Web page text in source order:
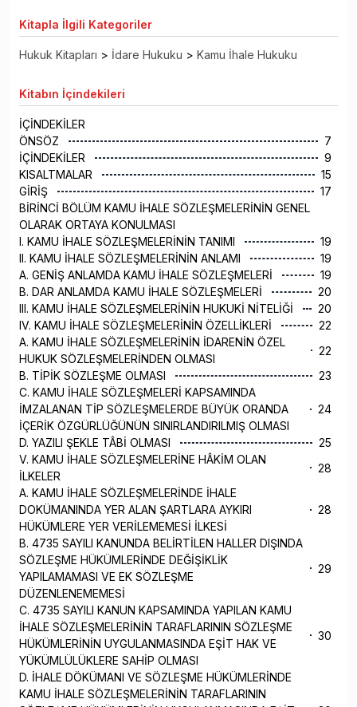
Kitapla İlgili Kategoriler
Hukuk Kitapları > İdare Hukuku > Kamu İhale Hukuku
Kitabın İçindekileri
İÇİNDEKİLER
ÖNSÖZ
7
İÇİNDEKİLER
9
KISALTMALAR
15
GİRİŞ
17
BİRİNCİ BÖLÜM KAMU İHALE SÖZLEŞMELERİNİN GENEL
OLARAK ORTAYA KONULMASI
I. KAMU İHALE SÖZLEŞMELERİNİN TANIMI
19
II. KAMU İHALE SÖZLEŞMELERİNİN ANLAMI
19
A. GENİŞ ANLAMDA KAMU İHALE SÖZLEŞMELERİ
19
B. DAR ANLAMDA KAMU İHALE SÖZLEŞMELERİ
20
III. KAMU İHALE SÖZLEŞMELERİNİN HUKUKİ NİTELİĞİ
20
IV. KAMU İHALE SÖZLEŞMELERİNİN ÖZELLİKLERİ
22
A. KAMU İHALE SÖZLEŞMELERİNİN İDARENİN ÖZEL
HUKUK SÖZLEŞMELERİNDEN OLMASI
22
B. TİPİK SÖZLEŞME OLMASI
23
C. KAMU İHALE SÖZLEŞMELERİ KAPSAMINDA
İMZALANAN TİP SÖZLEŞMELERDE BÜYÜK ORANDA
İÇERİK ÖZGÜRLÜĞÜNÜN SINIRLANDIRILMIŞ OLMASI
24
D. YAZILI ŞEKLE TÂBİ OLMASI
25
V. KAMU İHALE SÖZLEŞMELERİNE HÂKİM OLAN
İLKELER
28
A. KAMU İHALE SÖZLEŞMELERİNDE İHALE
DOKÜMANINDA YER ALAN ŞARTLARA AYKIRI
HÜKÜMLERE YER VERİLEMEMESİ İLKESİ
28
B. 4735 SAYILI KANUNDA BELİRTİLEN HALLER DIŞINDA
SÖZLEŞME HÜKÜMLERİNDE DEĞİŞİKLİK
YAPILAMAMASI VE EK SÖZLEŞME
DÜZENLENEMEMESİ
29
C. 4735 SAYILI KANUN KAPSAMINDA YAPILAN KAMU
İHALE SÖZLEŞMELERİNİN TARAFLARININ SÖZLEŞME
HÜKÜMLERİNİN UYGULANMASINDA EŞİT HAK VE
YÜKÜMLÜLÜKLERE SAHİP OLMASI
30
D. İHALE DÖKÜMANI VE SÖZLEŞME HÜKÜMLERİNDE
KAMU İHALE SÖZLEŞMELERİNİN TARAFLARININ